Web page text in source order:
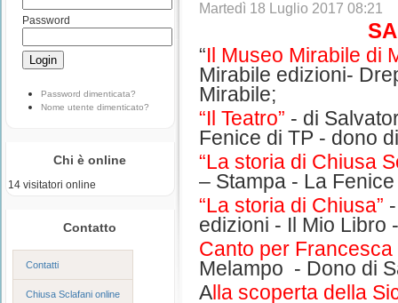
Password
Password dimenticata?
Nome utente dimenticato?
Chi è online
14 visitatori online
Contatto
Contatti
Chiusa Sclafani online
Martedì 18 Luglio 2017 08:21
“Il Museo Mirabile di
Mirabile edizioni-
Mirabile;
“Il Teatro” - di
Fenice di TP - dono
“La storia di Chiusa
– Stampa - La
“La storia di Chiusa”
edizioni - Il Mio Libro
Canto per Francesca
Melampo - Dono di
Alla scoperta della